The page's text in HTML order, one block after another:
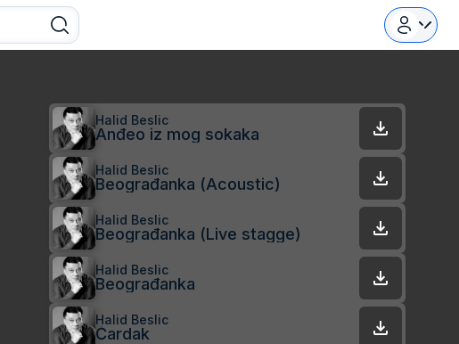
Halid Beslic
Anđeo iz mog sokaka
Halid Beslic
Beograđanka (Acoustic)
Halid Beslic
Beograđanka (Live stagge)
Halid Beslic
Beograđanka
Halid Beslic
Čardak